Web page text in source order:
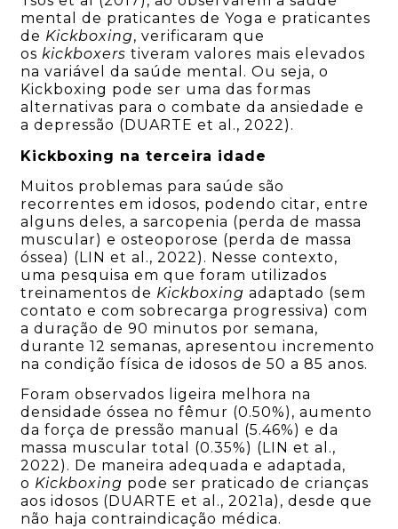
mental de praticantes de Yoga e praticantes
de Kickboxing, verificaram que
oskickboxers tiveram valores mais elevados
na variável da saúde mental. Ou seja, o
Kickboxing pode ser uma das formas
alternativas para o combate da ansiedade e
a depressão (DUARTE et al., 2022).
Kickboxing na terceira idade
Muitos problemas para saúde são
recorrentes em idosos, podendo citar, entre
alguns deles, a sarcopenia (perda de massa
muscular) e osteoporose (perda de massa
óssea) (LIN et al., 2022). Nesse contexto,
uma pesquisa em que foram utilizados
treinamentos de Kickboxing adaptado (sem
contato e com sobrecarga progressiva) com
a duração de 90 minutos por semana,
durante 12 semanas, apresentou incremento
na condição física de idosos de 50 a 85 anos.
Foram observados ligeira melhora na
densidade óssea no fêmur (0.50%), aumento
da força de pressão manual (5.46%) e da
massa muscular total (0.35%) (LIN et al.,
2022). De maneira adequada e adaptada,
o Kickboxing pode ser praticado de crianças
aos idosos (DUARTE et al., 2021a), desde que
não haja contraindicação médica.